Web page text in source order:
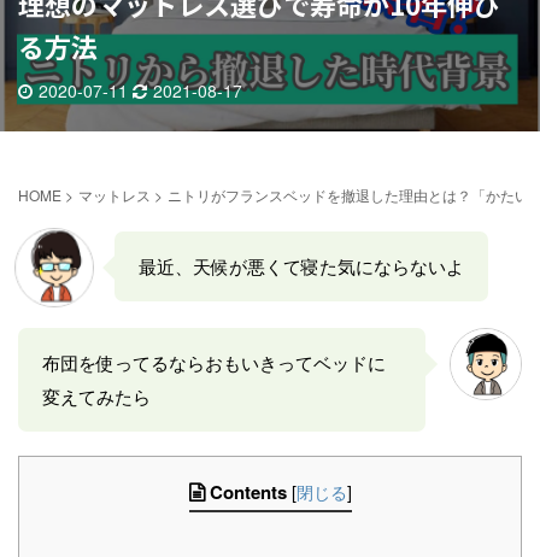
る方法
2020-07-11 2021-08-17
HOME > マットレス > ニトリがフランスベッドを撤退した理由とは？「かた
最近、天候が悪くて寝た気にならないよ
布団を使ってるならおもいきってベッドに
変えてみたら
Contents [閉じる]